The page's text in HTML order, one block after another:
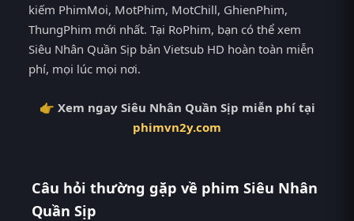
kiếm PhimMoi, MotPhim, MotChill, GhienPhim,
ThungPhim mới nhất. Tại RoPhim, bạn có thể xem
Siêu Nhân Quần Sịp bản Vietsub HD hoàn toàn miễn
phí, mọi lúc mọi nơi.
👉 Xem ngay Siêu Nhân Quần Sịp miễn phí tại
phimvn2y.com
Câu hỏi thường gặp về phim Siêu Nhân
Quần Sịp